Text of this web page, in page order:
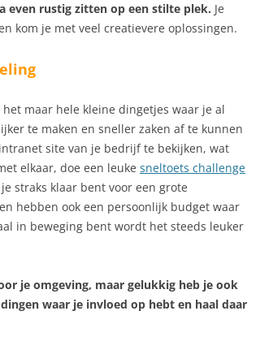
even rustig zitten op een stilte plek. Je
kom je met veel creatievere oplossingen.
maar hele kleine dingetjes waar je al
te maken en sneller zaken af te kunnen
site van je bedrijf te bekijken, wat
elkaar, doe een leuke sneltoets challenge
straks klaar bent voor een grote
hebben ook een persoonlijk budget waar
in beweging bent wordt het steeds leuker
je omgeving, maar gelukkig heb je ook
waar je invloed op hebt en haal daar